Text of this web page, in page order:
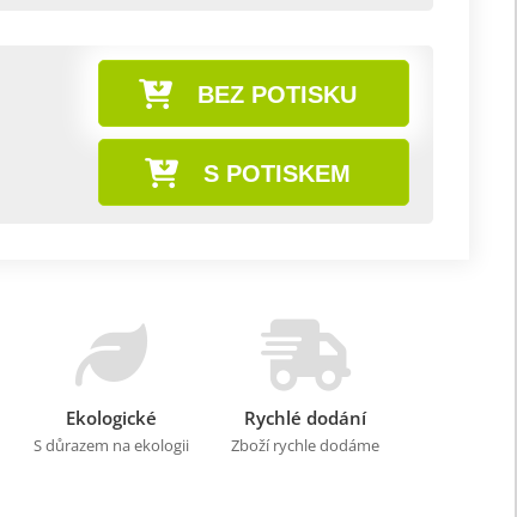
BEZ POTISKU
S POTISKEM
Ekologické
S důrazem na ekologii
Rychlé dodání
Zboží rychle dodáme